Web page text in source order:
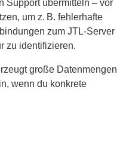
Support übermitteln – vor
um z. B. fehlerhafte
zum JTL-Server
zu identifizieren.
große Datenmengen
wenn du konkrete